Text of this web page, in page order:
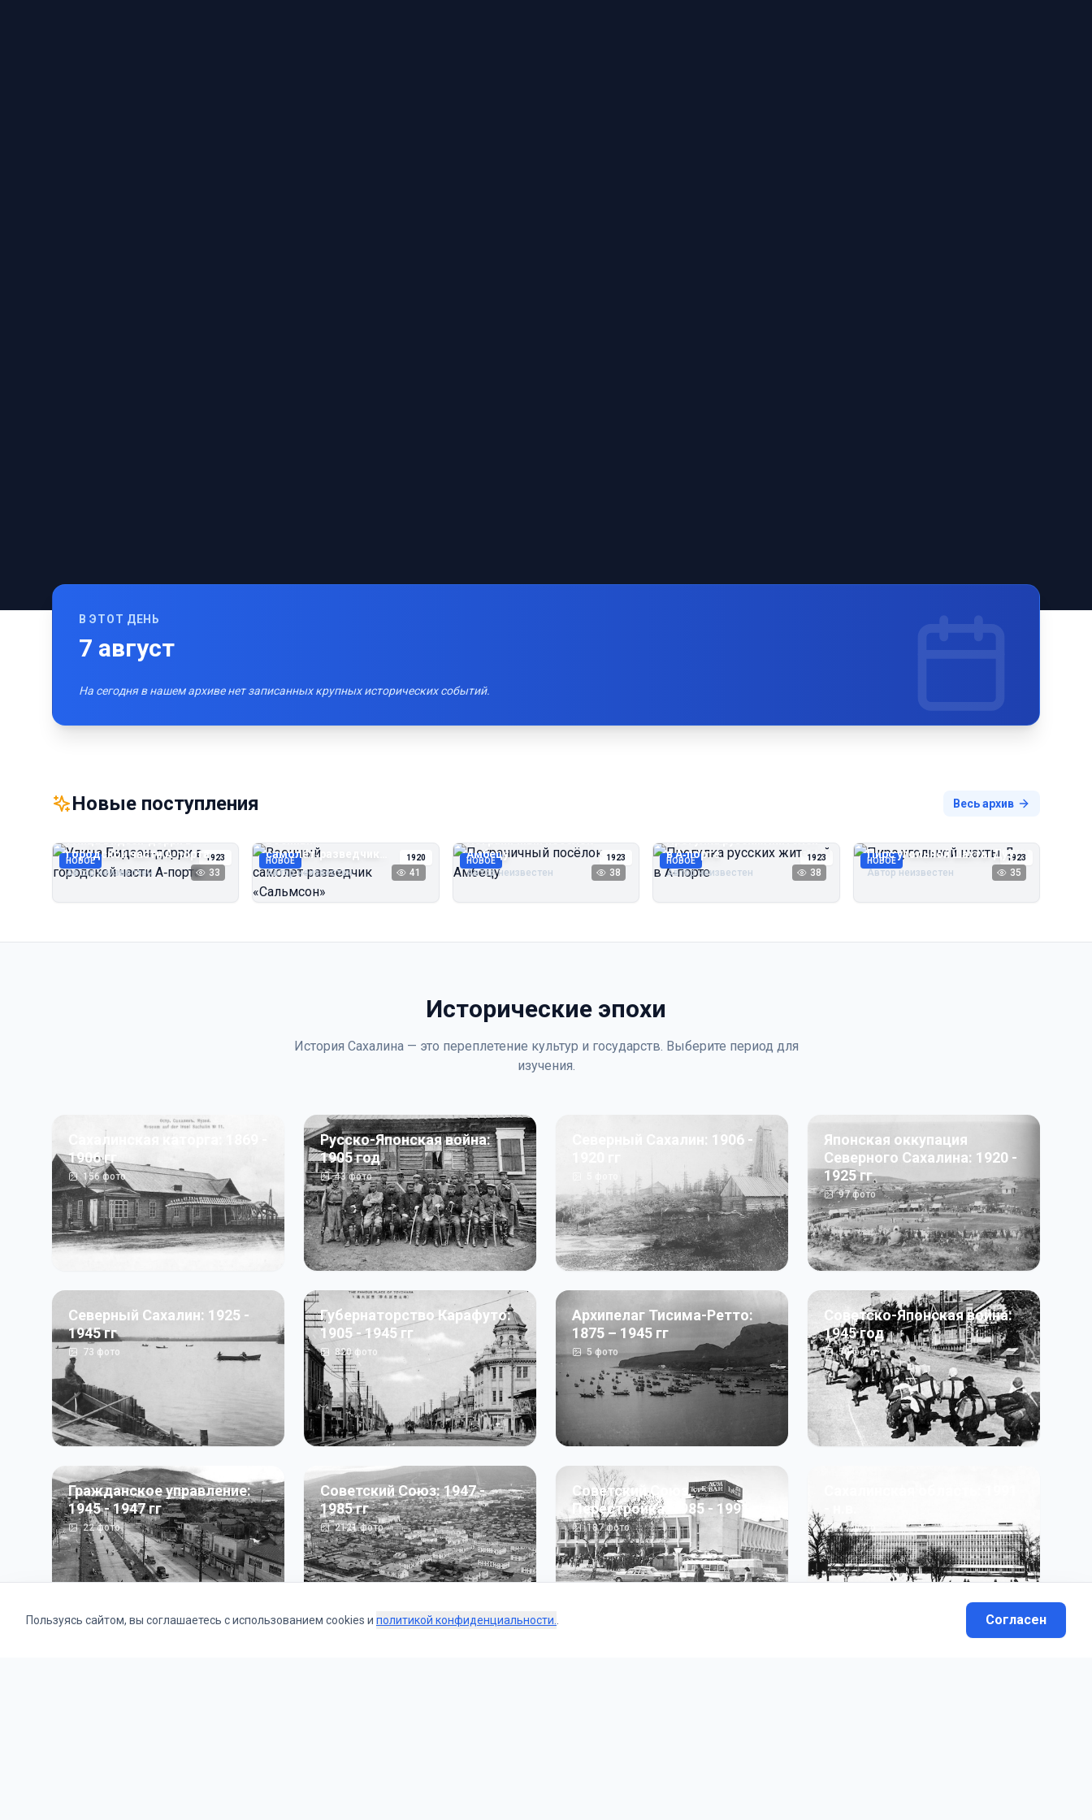
В ЭТОТ ДЕНЬ
7 август
На сегодня в нашем архиве нет записанных крупных исторических событий.
Новые поступления Весь архив
НОВОЕ 1923
Улица Бидзэн‑дорри в
городской части А‑порта
Автор неизвестен 33
НОВОЕ 1920
Военный
самолёт‑разведчик
«Сальмсон»
Автор неизвестен 41
НОВОЕ 1923
Пограничный посёлок
Амбецу
Автор неизвестен 38
НОВОЕ 1923
Прогулка русских жителей
в А‑порте
Автор неизвестен 38
НОВОЕ 1923
Пирс угольной шахты Дуэ
Автор неизвестен 35
Исторические эпохи
История Сахалина — это переплетение культур и государств. Выберите период для
изучения.
Сахалинская каторга: 1869 -
1906 гг
156фото
Русско-Японская война:
1905 год
43фото
Северный Сахалин: 1906 -
Японская оккупация
Северного Сахалина: 1920 -
1925 гг
97фото
Северный Сахалин: 1925 -
1945 гг
73 фото
Губернаторство Карафуто:
1905 - 1945 гг
820фото
Архипелаг Тисима-Ретто:
1875 – 1945 гг
5фото
Советско-Японская война:
1945 год
50фото
Гражданское управление:
1945 - 1947 гг
22фото
Советский Союз: 1947 -
1985 гг
2121фото
Советский Союз.
Перестройка: 1985 - 1991 гг
187фото 13фото
Пользуясь сайтом, вы соглашаетесь с использованием cookies и политикой конфиденциальности. Согласен